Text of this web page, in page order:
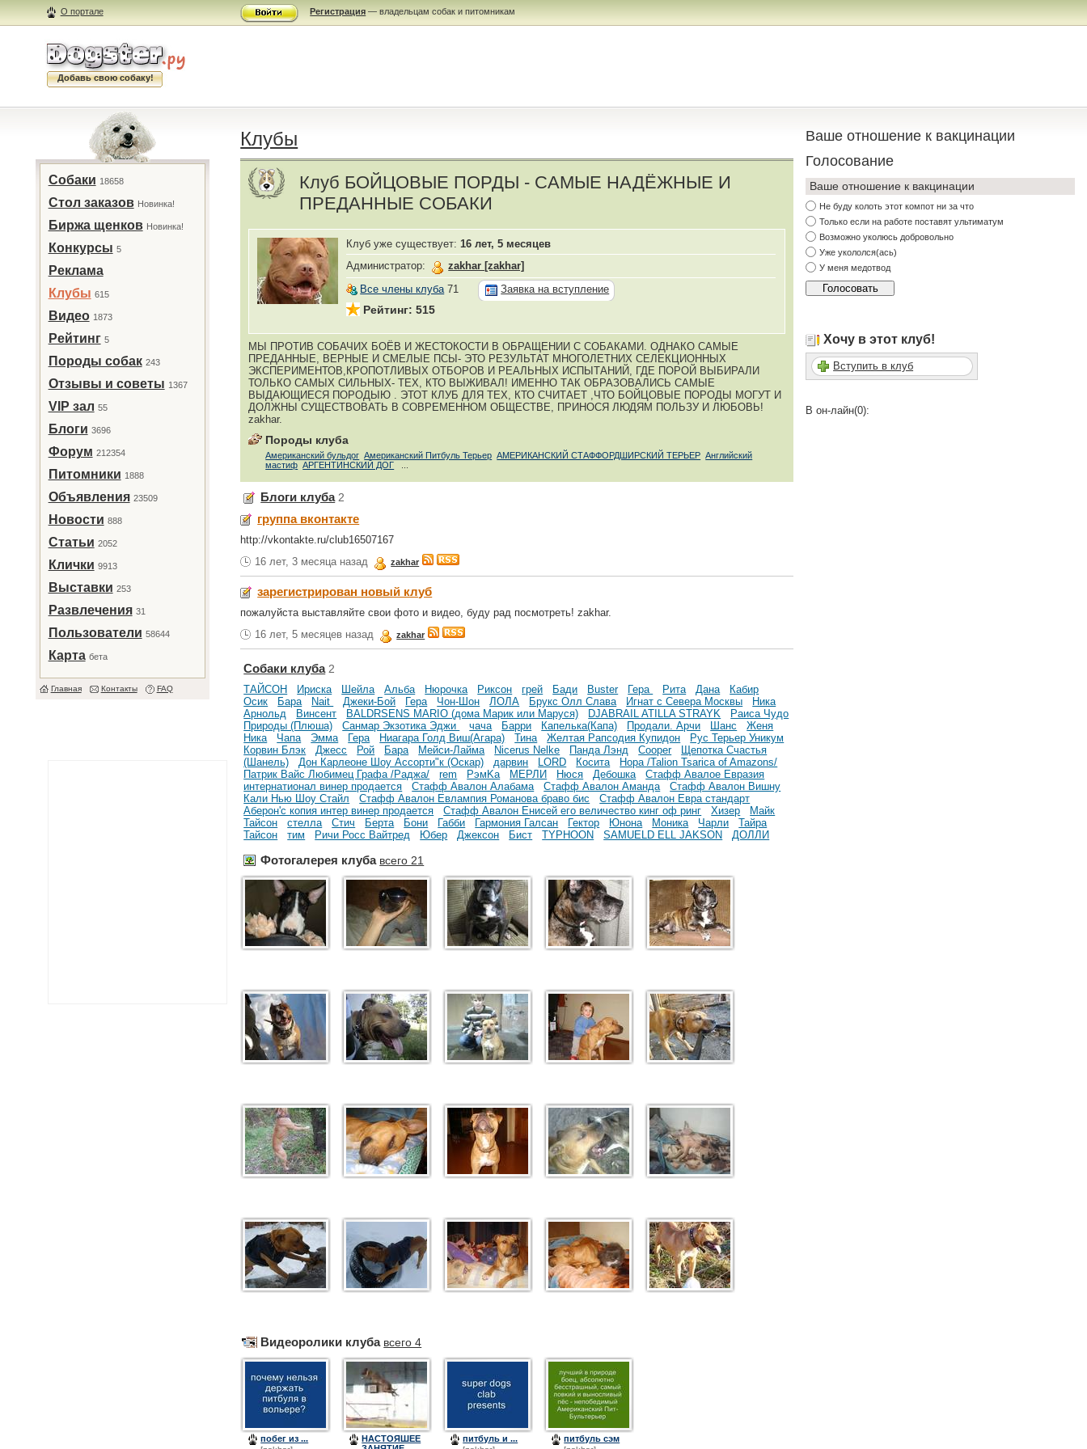
О портале Регистрация — владельцам собак и питомникам
Добавь свою собаку!
Собаки 18658
Стол заказов Новинка!
Биржа щенков Новинка!
Конкурсы 5
Реклама
Клубы 615
Видео 1873
Рейтинг 5
Породы собак 243
Отзывы и советы 1367
VIP зал 55
Блоги 3696
Форум 212354
Питомники 1888
Объявления 23509
Новости 888
Статьи 2052
Клички 9913
Выставки 253
Развлечения 31
Пользователи 58644
Карта бета
Главная Контакты FAQ
Клубы
Клуб БОЙЦОВЫЕ ПОРДЫ - САМЫЕ НАДЁЖНЫЕ И
ПРЕДАННЫЕ СОБАКИ
Клуб уже существует:16 лет, 5 месяцев
Администратор:
zakhar [zakhar]
Все члены клуба71 Заявка на вступление
Рейтинг: 515
МЫ ПРОТИВ СОБАЧИХ БОЁВ И ЖЕСТОКОСТИ В ОБРАЩЕНИИ С СОБАКАМИ. ОДНАКО САМЫЕ
ПРЕДАННЫЕ, ВЕРНЫЕ И СМЕЛЫЕ ПСЫ- ЭТО РЕЗУЛЬТАТ МНОГОЛЕТНИХ СЕЛЕКЦИОННЫХ
ЭКСПЕРИМЕНТОВ,КРОПОТЛИВЫХ ОТБОРОВ И РЕАЛЬНЫХ ИСПЫТАНИЙ, ГДЕ ПОРОЙ ВЫБИРАЛИ
ТОЛЬКО САМЫХ СИЛЬНЫХ- ТЕХ, КТО ВЫЖИВАЛ! ИМЕННО ТАК ОБРАЗОВАЛИСЬ САМЫЕ
ВЫДАЮЩИЕСЯ ПОРОДЫЮ . ЭТОТ КЛУБ ДЛЯ ТЕХ, КТО СЧИТАЕТ ,ЧТО БОЙЦОВЫЕ ПОРОДЫ МОГУТ И
ДОЛЖНЫ СУЩЕСТВОВАТЬ В СОВРЕМЕННОМ ОБЩЕСТВЕ, ПРИНОСЯ ЛЮДЯМ ПОЛЬЗУ И ЛЮБОВЬ!
zakhar.
Породы клуба
Американский бульдог Американский Питбуль Терьер АМЕРИКАНСКИЙ СТАФФОРДШИРСКИЙ ТЕРЬЕР Английский
мастиф АРГЕНТИНСКИЙ ДОГ
Блоги клуба 2
группа вконтакте
http://vkontakte.ru/club16507167
16 лет, 3 месяца назад
zakhar
зарегистрирован новый клуб
пожалуйста выставляйте свои фото и видео, буду рад посмотреть! zakhar.
16 лет, 5 месяцев назад
zakhar
Собаки клуба 2
ТАЙСОН Ириска Шейла Альба Нюрочка Риксон грей Бади Buster Гера Рита Дана
Кабир
Осик
Бара Nait Джеки-Бой Гера Чон-Шон ЛОЛА Брукс Олл Слава Игнат с Севера Москвы
Ника
Арнольд
Винсент BALDRSENS MARIO (дома Марик или Маруся) DJABRAIL ATILLA STRAYK
Раиса Чудо
Природы (Плюша)
Санмар Экзотика Эджи чача Барри Капелька(Капа) Продали. Арчи Шанс
Женя
Ника
Чапа Эмма Гера Ниагара Голд Виш(Агара) Тина Желтая Рапсодия Купидон
Рус Терьер Уникум
Корвин Блэк
Джесс Рой Бара Мейси-Лайма Nicerus Nelke Панда Лэнд Cooper
Щепотка Счастья
(Шанель)
Дон Карлеоне Шоу Ассорти"к (Оскар) дарвин LORD Косита
Нора /Talion Tsarica of Amazons/
Патрик Вайс Любимец Графа /Раджа/
rem РэмKa МЕРЛИ Нюся Дебошка
Стафф Авалое Евразия
интернатионал винер продается
Стафф Авалон Алабама Стафф Авалон Аманда
Стафф Авалон Вишну
Кали Нью Шоу Стайл
Стафф Авалон Евлампия Романова браво бис
Стафф Авалон Евра стандарт
Аберон'с копия интер винер продается
Стафф Авалон Енисей его величество кинг оф ринг Хизер
Майк
Тайсон
стелла Стич Берта Бони Габби Гармония Галсан Гектор Юнона Моника Чарли
Тайра
Тайсон
тим Ричи Росс Вайтред Юбер Джексон Бист TYPHOON SAMUELD ELL JAKSON ДОЛЛИ
Фотогалерея клуба всего 21
Видеоролики клуба всего 4
побег из ...
НАСТОЯШЕЕ
питбуль и ...
питбуль сэм
Ваше отношение к вакцинации
Голосование
Ваше отношение к вакцинации
Не буду колоть этот компот ни за что
Только если на работе поставят ультиматум
Возможно уколюсь добровольно
Уже укололся(ась)
У меня медотвод
Хочу в этот клуб!
Вступить в клуб
В он-лайн(0):